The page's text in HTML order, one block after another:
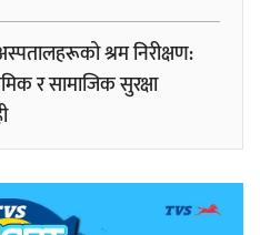
श्रम निरीक्षण:
र सामाजिक सुरक्षा